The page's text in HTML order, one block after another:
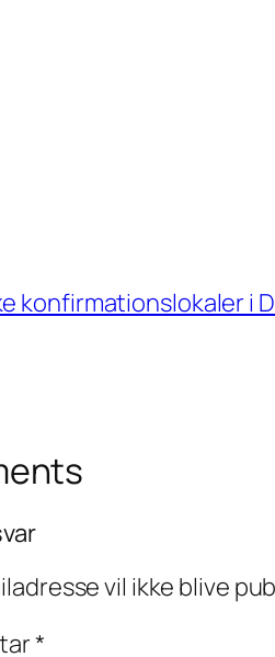
konfirmationslokaler i
vil ikke blive
*